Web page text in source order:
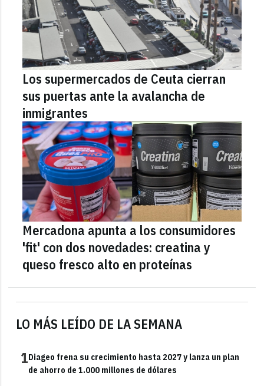
LO MÁS LEÍDO DE LA SEMANA
1Diageo frena su crecimiento hasta 2027 y lanza un plan
de ahorro de 1.000 millones de dólares
Los supermercados de Ceuta cierran
sus puertas ante la avalancha de
inmigrantes
Mercadona apunta a los consumidores
'fit' con dos novedades: creatina y
queso fresco alto en proteínas